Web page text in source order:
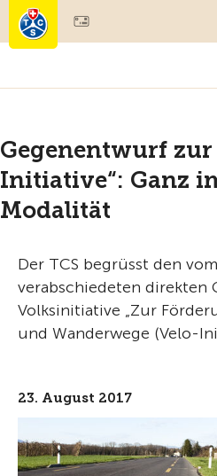
Mitgliedschaft & Leistungen
Gegenentwurf zur
Initiative“: Ganz
Modalität
Der TCS begrüsst den
verabschiedeten direkten
Volksinitiative „Zur
und Wanderwege (Velo-
23. August 2017